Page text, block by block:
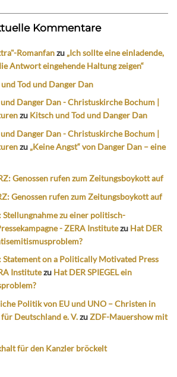
Kommentare
Romanfanzu „Ich sollte eine einladende,
Antwort eingehende Haltung zeigen“
Tod und Danger Dan
Danger Dan - Christuskirche Bochum |
zu Kitsch und Tod und Danger Dan
Danger Dan - Christuskirche Bochum |
zu „Keine Angst“ von Danger Dan – eine
Genossen rufen zum Zeitungsboykott auf
Genossen rufen zum Zeitungsboykott auf
Stellungnahme zu einer politisch-
- ZERA Institutezu Hat DER
Statement on a Politically Motivated Press
Institutezu Hat DER SPIEGEL ein
Politik von EU und UNO – Christen in
Deutschland e. V.zuZDF-Mauershow mit
für den Kanzler bröckelt